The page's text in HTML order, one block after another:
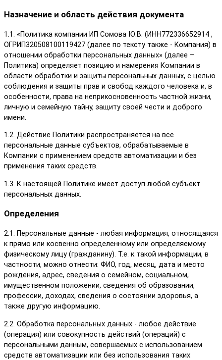
Назначение и область действия документа
1.1. «Политика компании ИП Сомова Ю.В. (ИНН772336652914 ,
ОГРИП320508100119427 (далее по тексту также - Компания) в
отношении обработки персональных данных» (далее –
Политика) определяет позицию и намерения Компании в
области обработки и защиты персональных данных, с целью
соблюдения и защиты прав и свобод каждого человека и, в
особенности, права на неприкосновенность частной жизни,
личную и семейную тайну, защиту своей чести и доброго
имени.
1.2. Действие Политики распространяется на все
персональные данные субъектов, обрабатываемые в
Компании с применением средств автоматизации и без
применения таких средств.
1.3. К настоящей Политике имеет доступ любой субъект
персональных данных.
Определения
2.1. Персональные данные - любая информация, относящаяся
к прямо или косвенно определенному или определяемому
физическому лицу (гражданину). Т.е. к такой информации, в
частности, можно отнести: ФИО, год, месяц, дата и место
рождения, адрес, сведения о семейном, социальном,
имущественном положении, сведения об образовании,
профессии, доходах, сведения о состоянии здоровья, а
также другую информацию.
2.2. Обработка персональных данных - любое действие
(операция) или совокупность действий (операций) с
персональными данным, совершаемых с использованием
средств автоматизации или без использования таких